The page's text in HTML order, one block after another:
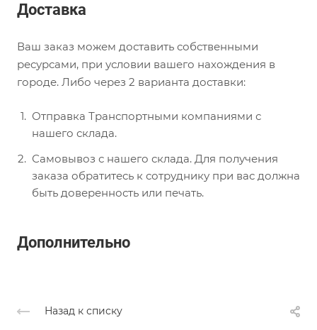
Доставка
Ваш заказ можем доставить собственными
ресурсами, при условии вашего нахождения в
городе. Либо через 2 варианта доставки:
Отправка Транспортными компаниями с
нашего склада.
Самовывоз с нашего склада. Для получения
заказа обратитесь к сотруднику при вас должна
быть доверенность или печать.
Дополнительно
Назад к списку